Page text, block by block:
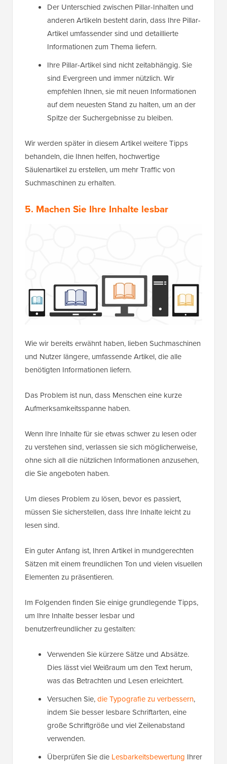
Der Unterschied zwischen Pillar-Inhalten und
anderen Artikeln besteht darin, dass Ihre Pillar-
Artikel umfassender sind und detaillierte
Informationen zum Thema liefern.
Ihre Pillar-Artikel sind nicht zeitabhängig. Sie
sind Evergreen und immer nützlich. Wir
empfehlen Ihnen, sie mit neuen Informationen
auf dem neuesten Stand zu halten, um an der
Spitze der Suchergebnisse zu bleiben.
Wir werden später in diesem Artikel weitere Tipps
behandeln, die Ihnen helfen, hochwertige
Säulenartikel zu erstellen, um mehr Traffic von
Suchmaschinen zu erhalten.
5. Machen Sie Ihre Inhalte lesbar
Wie wir bereits erwähnt haben, lieben Suchmaschinen
und Nutzer längere, umfassende Artikel, die alle
benötigten Informationen liefern.
Das Problem ist nun, dass Menschen eine kurze
Aufmerksamkeitsspanne haben.
Wenn Ihre Inhalte für sie etwas schwer zu lesen oder
zu verstehen sind, verlassen sie sich möglicherweise,
ohne sich all die nützlichen Informationen anzusehen,
die Sie angeboten haben.
Um dieses Problem zu lösen, bevor es passiert,
müssen Sie sicherstellen, dass Ihre Inhalte leicht zu
lesen sind.
Ein guter Anfang ist, Ihren Artikel in mundgerechten
Sätzen mit einem freundlichen Ton und vielen visuellen
Elementen zu präsentieren.
Im Folgenden finden Sie einige grundlegende Tipps,
um Ihre Inhalte besser lesbar und
benutzerfreundlicher zu gestalten:
Verwenden Sie kürzere Sätze und Absätze.
Dies lässt viel Weißraum um den Text herum,
was das Betrachten und Lesen erleichtert.
Versuchen Sie,die Typografie zu verbessern,
indem Sie besser lesbare Schriftarten, eine
große Schriftgröße und viel Zeilenabstand
verwenden.
Überprüfen Sie die Lesbarkeitsbewertung Ihrer